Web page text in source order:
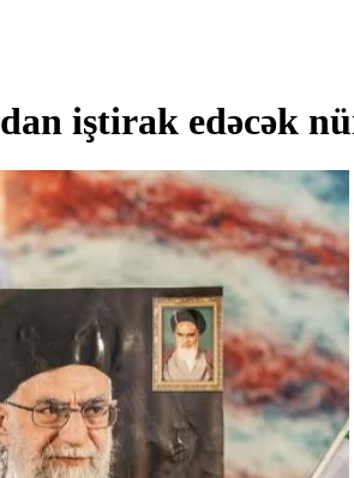
iştirak edəcək